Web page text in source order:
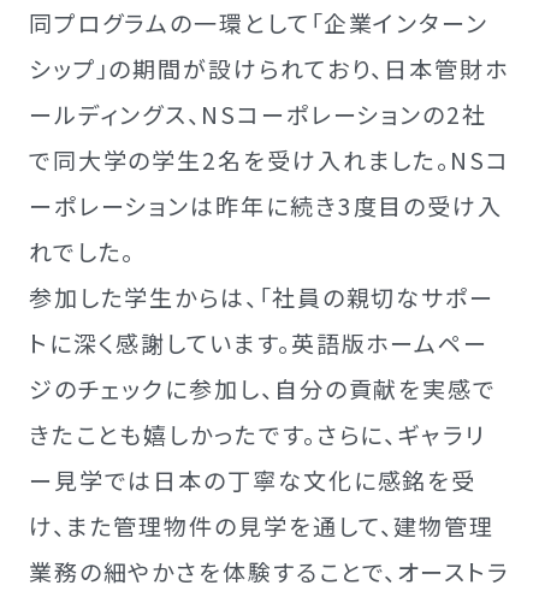
同プログラムの一環として「企業インターン
シップ」の期間が設けられており、日本管財ホ
ールディングス、NSコーポレーションの2社
で同大学の学生2名を受け入れました。NSコ
ーポレーションは昨年に続き3度目の受け入
れでした。
参加した学生からは、「社員の親切なサポー
トに深く感謝しています。英語版ホームペー
ジのチェックに参加し、自分の貢献を実感で
きたことも嬉しかったです。さらに、ギャラリ
ー見学では日本の丁寧な文化に感銘を受
け、また管理物件の見学を通して、建物管理
業務の細やかさを体験することで、オーストラ